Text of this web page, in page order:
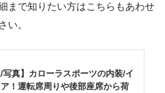
まで知りたい方はこちらもあわせ
い。
/写真】カローラスポーツの内装/イ
！運転席周りや後部座席から荷